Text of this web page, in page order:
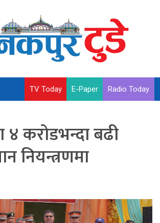
TV Today E-Paper Radio Today
४ करोडभन्दा बढी
नियन्त्रणमा